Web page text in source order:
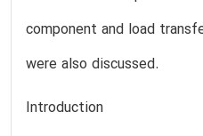
component and load
were also discussed.
Introduction